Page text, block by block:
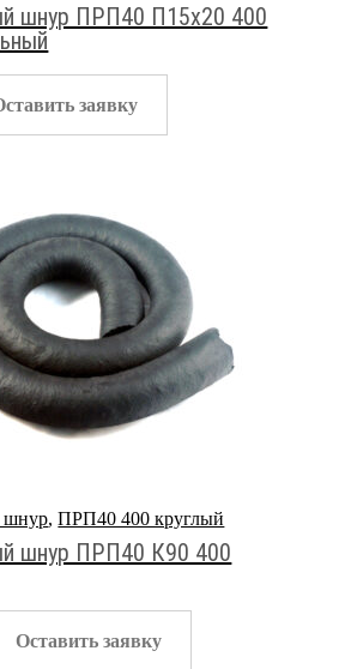
шнур ПРП40 П15х20 400
заявку
шнур,ПРП40 400 круглый
шнур ПРП40 К90 400
Оставить заявку